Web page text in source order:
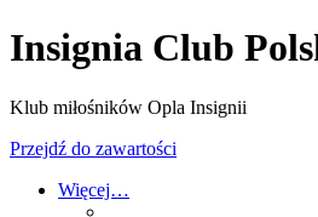
Insignia Club
Klub miłośników Opla Insignii
Przejdź do zawartości
Więcej…